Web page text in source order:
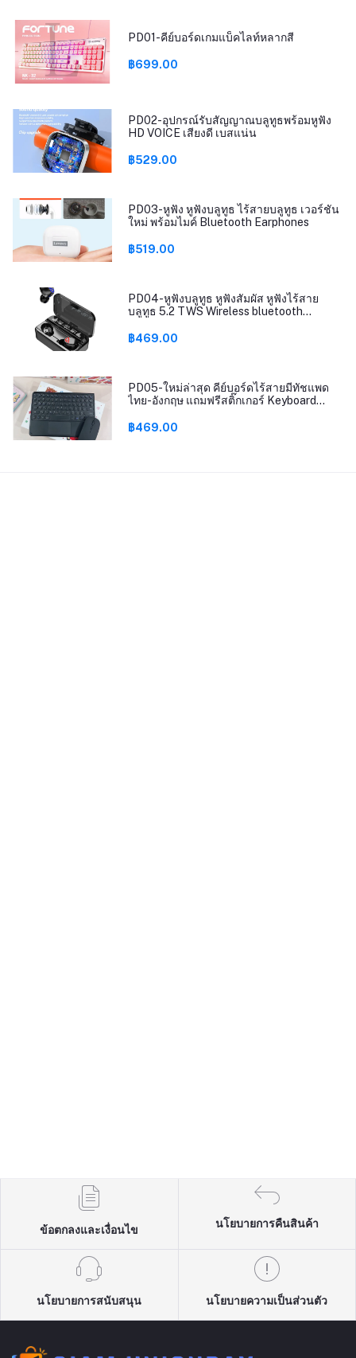
PD01-คีย์บอร์ดเกมแบ็คไลท์หลากสี
฿699.00
PD02-อุปกรณ์รับสัญญาณบลูทูธพร้อมหูฟัง
HD VOICE เสียงดี เบสแน่น
฿529.00
PD03-หูฟัง หูฟังบลูทูธ ไร้สายบลูทูธ เวอร์ชัน
ใหม่ พร้อมไมค์ Bluetooth Earphones
฿519.00
PD04-หูฟังบลูทูธ หูฟังสัมผัส หูฟังไร้สาย
บลูทูธ 5.2 TWS Wireless bluetooth
ฉุกเฉิน รุ่นT25
฿469.00
PD05-ใหม่ล่าสุด คีย์บอร์ดไร้สายมีทัชแพด
ไทย-อังกฤษ แถมฟรีสติ๊กเกอร์ Keyboard
฿469.00
ข้อตกลงและเงื่อนไข
นโยบายการคืนสินค้า
นโยบายการสนับสนุน นโยบายความเป็นส่วนตัว